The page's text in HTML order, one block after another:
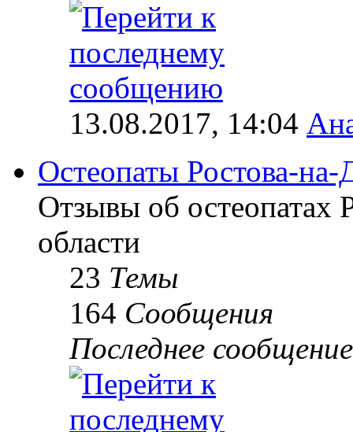
13.08.2017, 14:04
Остеопаты Ростова-
Отзывы об остеопатах
области
23 Темы
164 Сообщения
Последнее сообщение